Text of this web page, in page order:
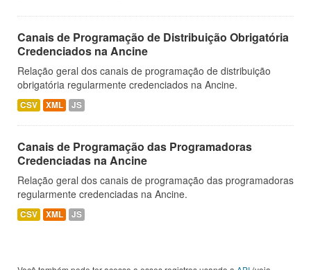
Canais de Programação de Distribuição Obrigatória
Credenciados na Ancine
Relação geral dos canais de programação de distribuição
obrigatória regularmente credenciados na Ancine.
CSV XML JS
Canais de Programação das Programadoras
Credenciadas na Ancine
Relação geral dos canais de programação das programadoras
regularmente credenciadas na Ancine.
CSV XML JS